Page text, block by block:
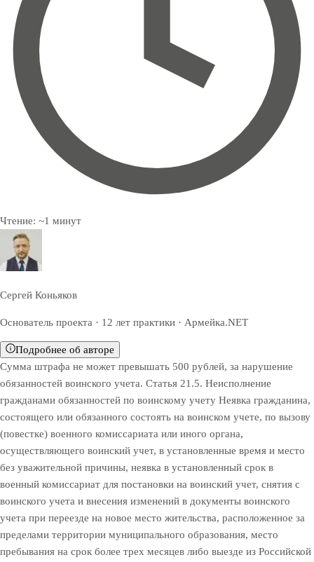
Чтение: ~1 минут
Сергей Коньяков
Основатель проекта · 12 лет практики · Армейка.NET
Подробнее об авторе
Сумма штрафа не может превышать 500 рублей, за нарушение
обязанностей воинского учета. Статья 21.5. Неисполнение
гражданами обязанностей по воинскому учету Неявка гражданина,
состоящего или обязанного состоять на воинском учете, по вызову
(повестке) военного комиссариата или иного органа,
осуществляющего воинский учет, в установленные время и место
без уважительной причины, неявка в установленный срок в
военный комиссариат для постановки на воинский учет, снятия с
воинского учета и внесения изменений в документы воинского
учета при переезде на новое место жительства, расположенное за
пределами территории муниципального образования, место
пребывания на срок более трех месяцев либо выезде из Российской